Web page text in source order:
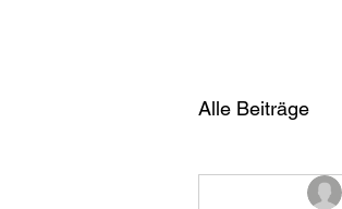
Alle Beiträge
Produkttest